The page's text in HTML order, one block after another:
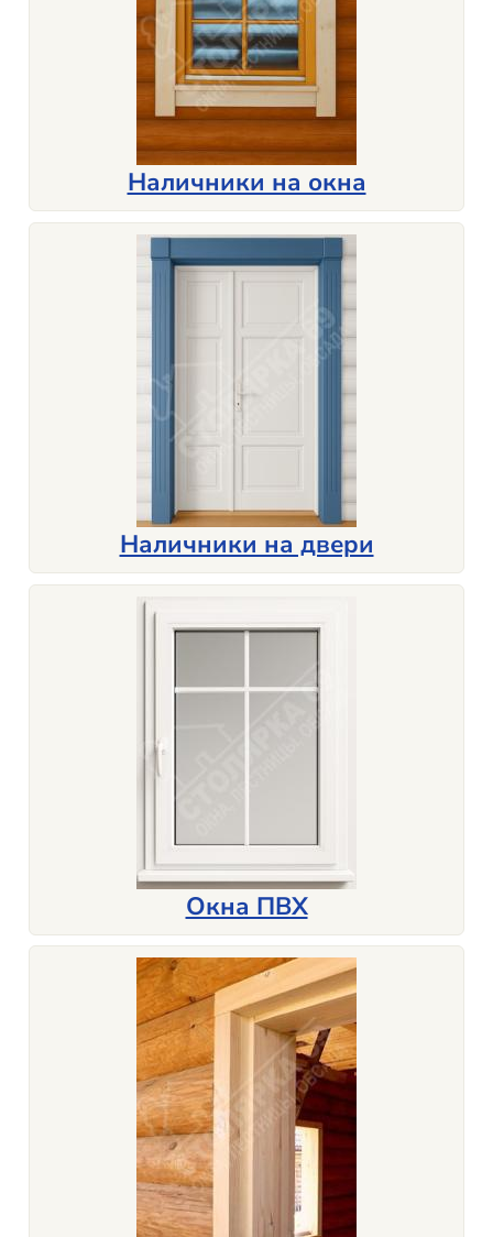
Наличники на окна
Наличники на двери
Окна ПВХ